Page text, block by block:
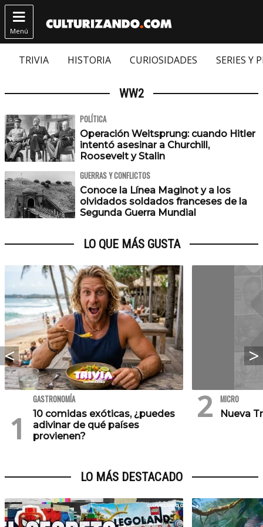

Menú
TRIVIA HISTORIA CURIOSIDADES SERIES Y
WW2
POLÍTICA
Operación Weitsprung: cuando Hitler
intentó asesinar a Churchill,
Roosevelt y Stalin
GUERRAS Y CONFLICTOS
Conoce la Línea Maginot y a los
olvidados soldados franceses de la
Segunda Guerra Mundial
LO QUE MÁS GUSTA
GASTRONOMÍA
10 comidas exóticas, ¿puedes
adivinar de qué países
provienen?
MICRO
Nueva
LO MÁS DESTACADO